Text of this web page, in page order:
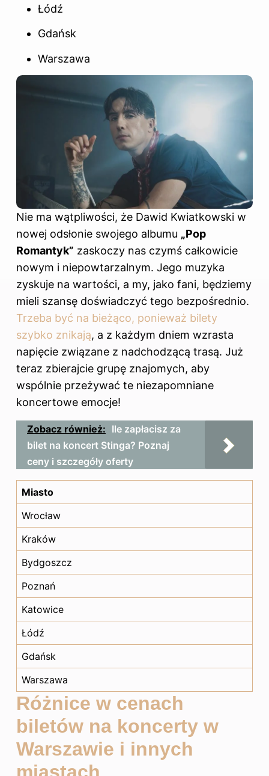
Łódź
Gdańsk
Warszawa
Nie ma wątpliwości, że Dawid Kwiatkowski w
nowej odsłonie swojego albumu „Pop
Romantyk” zaskoczy nas czymś całkowicie
nowym i niepowtarzalnym. Jego muzyka
zyskuje na wartości, a my, jako fani, będziemy
mieli szansę doświadczyć tego bezpośrednio.
Trzeba być na bieżąco, ponieważ bilety
szybko znikają, a z każdym dniem wzrasta
napięcie związane z nadchodzącą trasą. Już
teraz zbierajcie grupę znajomych, aby
wspólnie przeżywać te niezapomniane
koncertowe emocje!
Zobacz również: Ile zapłacisz za
bilet na koncert Stinga? Poznaj
ceny i szczegóły oferty
Miasto
Wrocław
Kraków
Bydgoszcz
Poznań
Katowice
Łódź
Gdańsk
Warszawa
Różnice w cenach
biletów na koncerty w
Warszawie i innych
miastach